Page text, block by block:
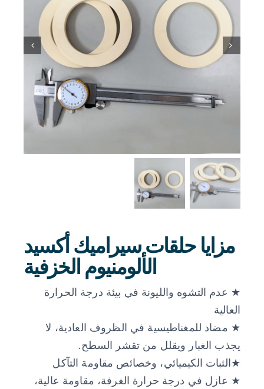
مزايا حلقات سيراميك أكسيد
الألومنيوم الخزفية
★ عدم التشوه والليونة في بيئة درجة الحرارة
العالية
★ مضاد للمغناطيسية في الظروف العادية، لا
يجذب الغبار ويقلل من تقشر السطح.
★الثبات الكيميائي، وخصائص مقاومة التآكل
★ عازل في درجة حرارة الغرفة، مقاومة عالية،